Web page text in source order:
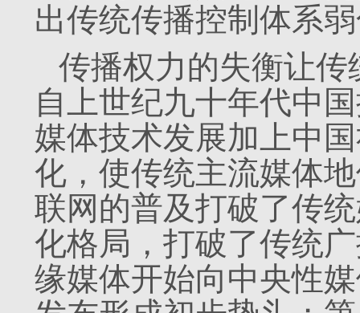
出传统传播控制体系
传播权力的失衡让
自上世纪九十年代中
媒体技术发展加上中
化，使传统主流媒体
联网的普及打破了传
化格局，打破了传统
缘媒体开始向中央性